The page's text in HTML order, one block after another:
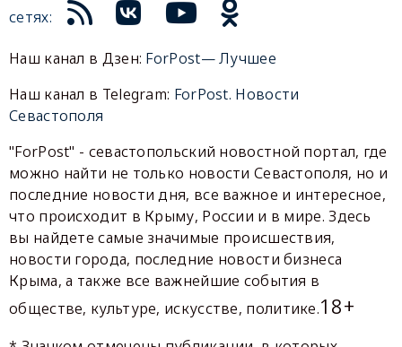
сетях:
Наш канал в Дзен: ForPost— Лучшее
Наш канал в Telegram: ForPost. Новости
Севастополя
"ForPost" - севастопольский новостной портал, где
можно найти не только новости Севастополя, но и
последние новости дня, все важное и интересное,
что происходит в Крыму, России и в мире. Здесь
вы найдете самые значимые происшествия,
новости города, последние новости бизнеса
Крыма, а также все важнейшие события в
обществе, культуре, искусстве, политике.18+